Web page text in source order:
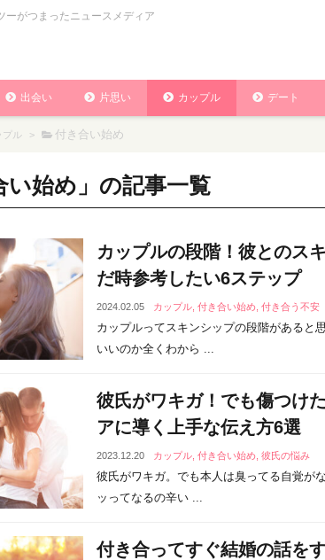
ーがつまったニュースメディア
出会い 片思い カップル デート
プル > 付き合い始め
い始め 」の記事一覧
カップルの段階！彼とのス
だ時参考したい6ステップ
2024.02.05 カップル ,付き合い始め ,付き合う不安
カップルってスキンシップの段階があると
いいのか全くわから ...
彼氏がワキガ！でも傷つけ
アに導く上手な伝え方6選
2023.12.20 カップル ,付き合い始め ,彼氏の悩み
彼氏がワキガ。でも本人は臭ってる自覚が
ッってなるの辛い ...
付き合ってすぐ結婚の話を